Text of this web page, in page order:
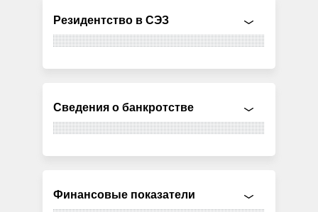
Резидентство в СЭЗ
Сведения о банкротстве
Финансовые показатели